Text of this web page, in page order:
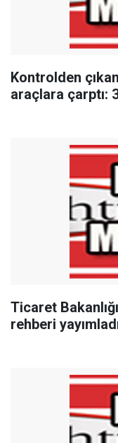
Kontrolden
araçlara çarptı:
Ticaret
rehberi